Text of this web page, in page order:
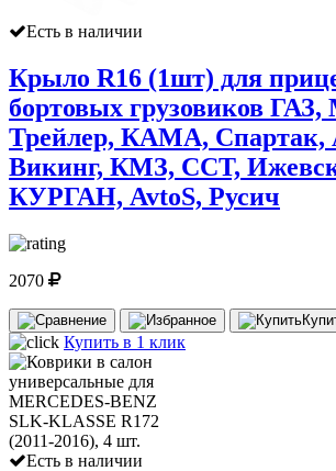
Есть в наличии
Крыло R16 (1шт) для
бортовых грузовиков
Трейлер, КАМА, Спартак,
Викинг, КМЗ, ССТ,
КУРГАН, AvtoS, Русич
2070
Купить в 1 клик
Есть в наличии